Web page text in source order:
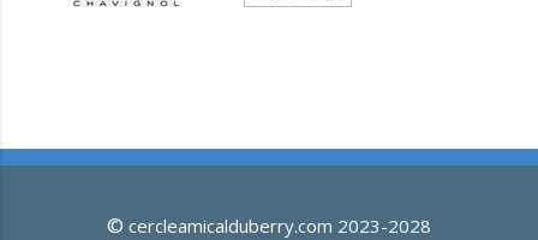
© cercleamicalduberry.com 2023-2028